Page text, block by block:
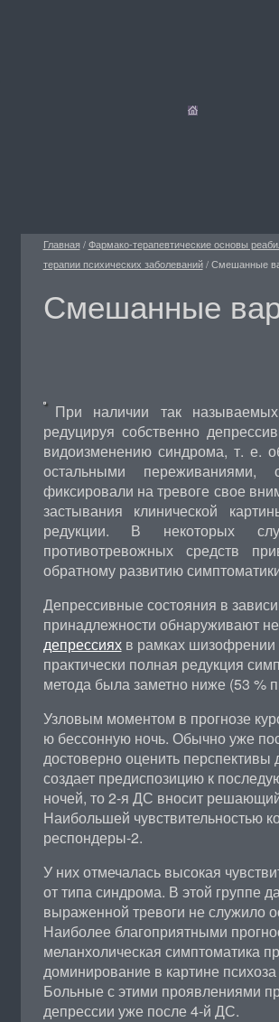
Главная /Фармако-терапевтические основы
терапии психических заболеваний/Смешанные
Смешанные
При наличии так
редуцируя собственно
видоизменению синдрома, т. е.
остальными
фиксировали на тревоге свое
застывания клинической
редукции. В некоторых
противотревожных средств
обратному развитию
Депрессивные состояния в
принадлежности обнаруживают
депрессияхв рамках шизофрении
практически полная редукция
метода была заметно ниже (53
Узловым моментом в прогнозе
ю бессонную ночь. Обычно уже
достоверно оценить
создает предиспозицию к
ночей, то 2-я ДС вносит
Наибольшей чувствительностью
респондеры-2.
У них отмечалась высокая
от типа синдрома. В этой группе
выраженной тревоги не служило
Наиболее благоприятными
меланхолическая симптоматика
доминирование в картине
Больные с этими проявлениями
депрессии уже после 4-й ДС.